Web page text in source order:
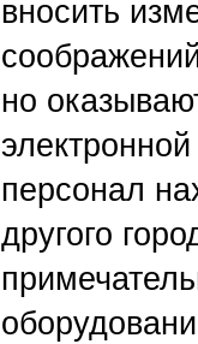
вносить
но
персонал
другого